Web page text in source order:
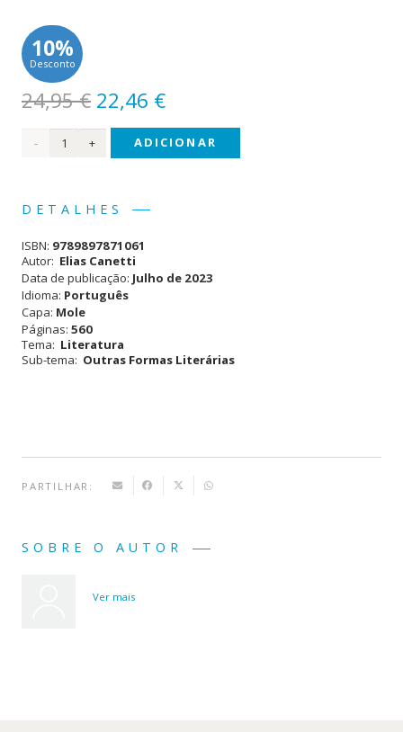
10%
Desconto
24,95€ O
preço
original
24,95 €.
22,46 €O
preço
atual
Quantidade
Fé
ADICIONAR
DETALHES
ISBN: 9789897871061
Autor: Elias Canetti
Data de publicação: Julho de 2023
Idioma: Português
Capa: Mole
Páginas: 560
Tema: Literatura
Sub-tema: Outras Formas Literárias
PARTILHAR:
SOBRE O AUTOR
Ver mais